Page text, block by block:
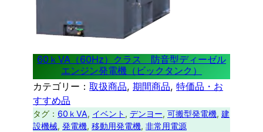
60ｋVA（60Hz）クラス 防音型ディーゼル
エンジン発電機（ビックタンク）
カテゴリー： 取扱商品, 期間商品, 特価品・お
すすめ品
タグ： 60ｋVA, イベント , デンヨー, 可搬型発電機, 建
設機械, 発電機, 移動用発電機, 非常用電源